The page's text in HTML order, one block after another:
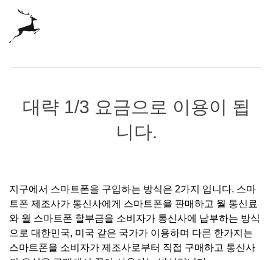
대략 1/3 요금으로 이용이 됩
니다.
지구에서 스마트폰을 구입하는 방식은 2가지 입니다. 스마
트폰 제조사가 통신사에게 스마트폰을 판매하고 월 통신료
와 월 스마트폰 할부금을 소비자가 통신사에 납부하는 방식
으로 대한민국, 미국 같은 국가가 이용하며 다른 한가지는
스마트폰을 소비자가 제조사로부터 직접 구매하고 통신사